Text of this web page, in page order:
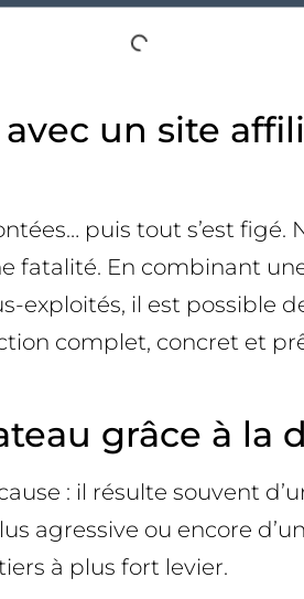
un site
puis tout s’est
fatalité. En combinant
il est possible
complet, concret et
grâce à la
: il résulte souvent
agressive ou encore
à plus fort levier.